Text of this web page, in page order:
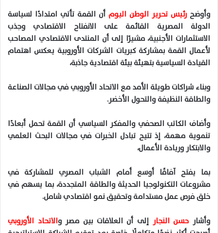
وأوضح رئيس تحرير الوطن اليوم أن القمة تأتي امتدادًا لسياسة
الدولة المصرية القائمة على الانفتاح الاقتصادي وجذب
الاستثمارات الأجنبية، مشيرًا إلى أن المنتدى الاقتصادي المصاحب
لأعمال القمة بمشاركة كبريات الشركات الأوروبية يعكس اهتمام
القيادة السياسية بتهيئة بيئة اقتصادية جاذبة،
وبناء شراكات طويلة الأمد مع الاتحاد الأوروبي في مجالات الصناعة
والطاقة النظيفة والتحول الأخضر.
وأضاف الكاتب الصحفي والمفكر السياسي أن القمة تحمل أبعادًا
تنموية مهمة، إذ تتيح تبادل الخبرات في مجالات البحث العلمي
والابتكار وريادة الأعمال،
بما يفتح آفاقًا أوسع أمام الشباب المصري للمشاركة في
مشروعات التكنولوجيا الحديثة والطاقة المتجددة، بما يسهم في
خلق فرص عمل مستدامة وتحقيق نمو اقتصادي شامل.
وأشار حسن النجار إلى أن العلاقات بين مصر والاتحاد الأوروبي